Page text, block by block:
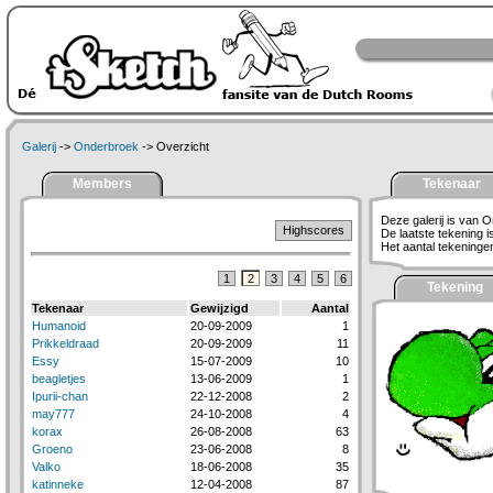
Galerij -> Onderbroek -> Overzicht
Members
Highscores
1 2 3 4 5 6
Tekenaar Gewijzigd
Aantal
Humanoid
20-09-2009
1
Prikkeldraad
20-09-2009
11
Essy
15-07-2009
10
beagletjes
13-06-2009
1
Ipurii-chan
22-12-2008
2
may777
24-10-2008
4
korax
26-08-2008
63
Groeno
23-06-2008
8
Valko
18-06-2008
35
katinneke
12-04-2008 87
Tekenaar
Deze galerij is van
De laatste tekening
Het aantal
Tekening